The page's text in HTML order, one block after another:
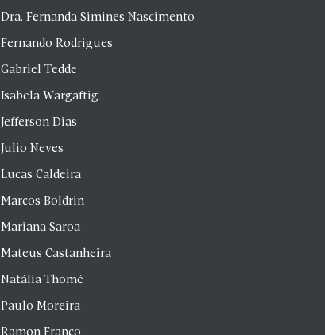
Dra. Fernanda Simines Nascimento
Fernando Rodrigues
Gabriel Tedde
Isabela Wargaftig
Jefferson Dias
Julio Neves
Lucas Caldeira
Marcos Boldrin
Mariana Saroa
Mateus Castanheira
Natália Thomé
Paulo Moreira